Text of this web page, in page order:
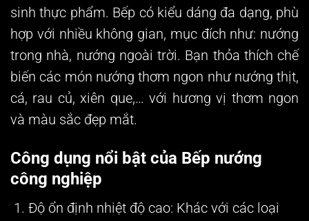
sinh thực phẩm. Bếp có kiểu dáng đa dạng, phù
hợp với nhiều không gian, mục đích như: nướng
trong nhà, nướng ngoài trời. Bạn thỏa thích chế
biến các món nướng thơm ngon như nướng thịt,
cá, rau củ, xiên que,… với hương vị thơm ngon
và màu sắc đẹp mắt.
Công dụng nổi bật của Bếp nướng
công nghiệp
Độ ổn định nhiệt độ cao: Khác với các loại